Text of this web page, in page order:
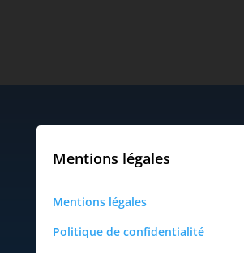
Mentions légales
Mentions légales
Politique de confidentialité